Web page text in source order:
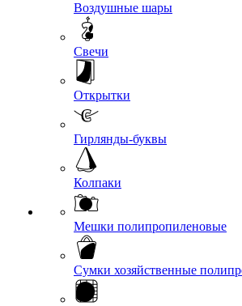
Воздушные шары
Свечи
Открытки
Гирлянды-буквы
Колпаки
Мешки полипропиленовые
Сумки хозяйственные